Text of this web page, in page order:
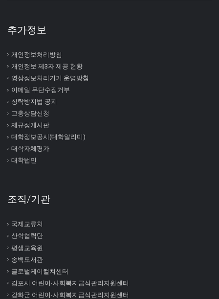
추가정보
개인정보처리방침
개인정보 제3자 제공 현황
영상정보처리기기 운영방침
이메일 무단수집거부
청탁방지법 공지
고충상담신청
제규정게시판
대학정보공시(대학알리미)
대학자체평가
대학법인
조직/기관
국제교류처
산학협력단
평생교육원
송백도서관
글로벌케이컬쳐센터
김포시 어린이∙사회복지급식관리지원센터
강화군 어린이∙사회복지급식관리지원센터